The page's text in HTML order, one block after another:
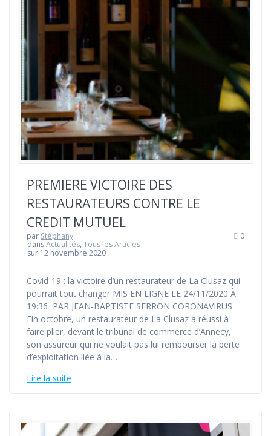
PREMIERE VICTOIRE DES
RESTAURATEURS CONTRE LE
CREDIT MUTUEL
par Stéphany
dansActualités,Tous les Articles
sur 12 novembre 2020
0
Covid-19 : la victoire d’un restaurateur de La Clusaz qui
pourrait tout changer MIS EN LIGNE LE 24/11/2020 À
19:36 PAR JEAN-BAPTISTE SERRON CORONAVIRUS
Fin octobre, un restaurateur de La Clusaz a réussi à
faire plier, devant le tribunal de commerce d’Annecy,
son assureur qui ne voulait pas lui rembourser la perte
d’exploitation liée à la…
Lire la suite